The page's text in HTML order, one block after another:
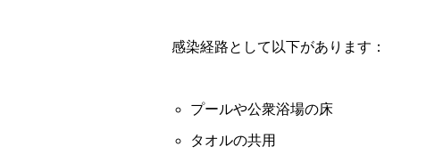
感染経路として以下があります：
プールや公衆浴場の床
タオルの共用